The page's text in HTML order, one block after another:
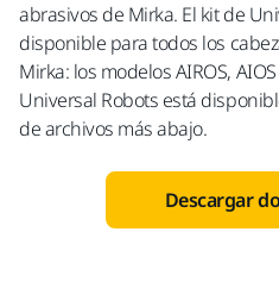
abrasivos de Mirka. El kit de
disponible para todos los
Mirka: los modelos AIROS,
Universal Robots está
de archivos más abajo.
Descargar